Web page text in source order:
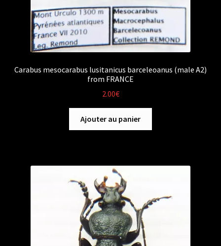
Carabus mesocarabus lusitanicus barceleoanus (male A2)
from FRANCE
2.00€
Ajouter au panier